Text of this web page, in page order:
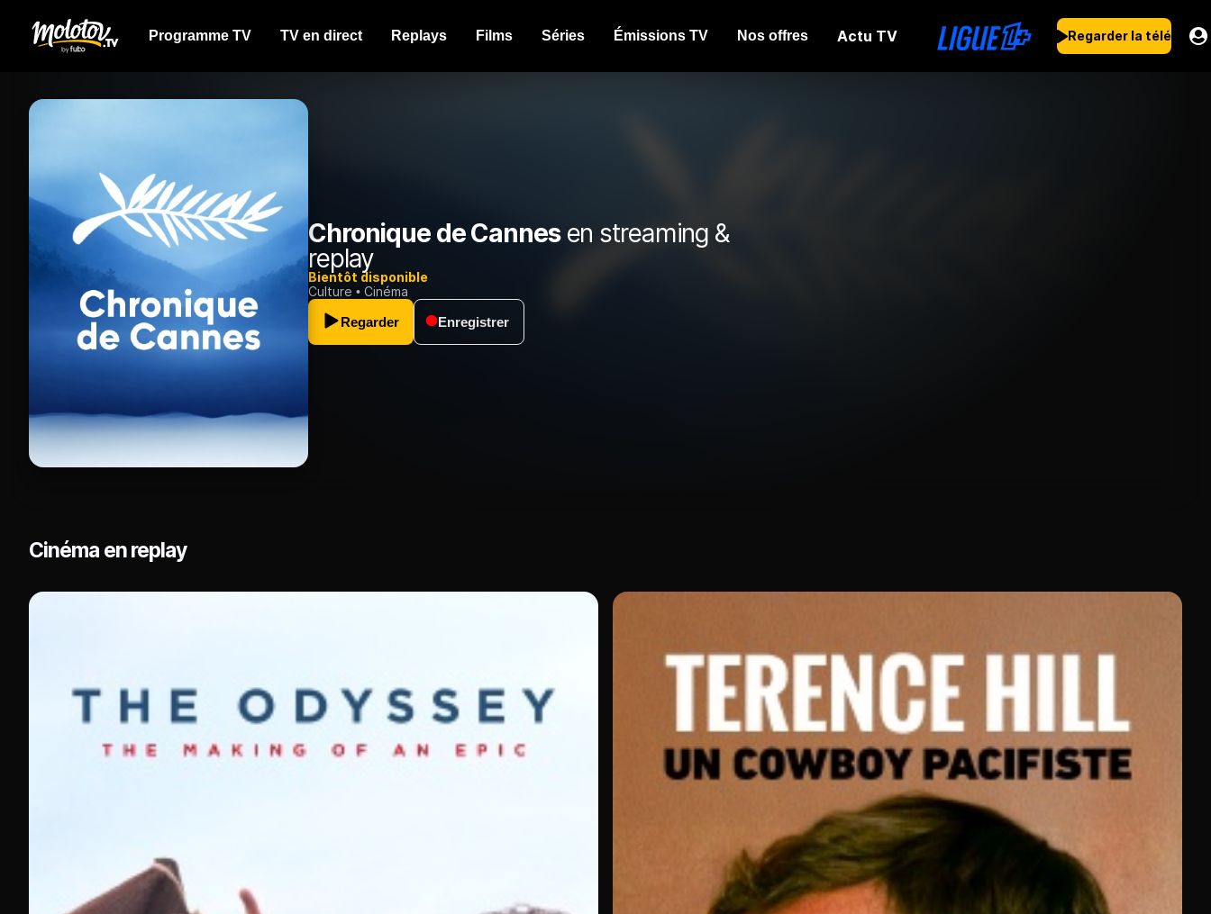
Programme TV TV en direct Replays Films Séries Émissions TV Nos offres Actu TV Regarder la télé
Chronique de Cannesen streaming &
replay
Bientôt disponible
Culture
Cinéma
Regarder
Enregistrer
Cinéma en replay